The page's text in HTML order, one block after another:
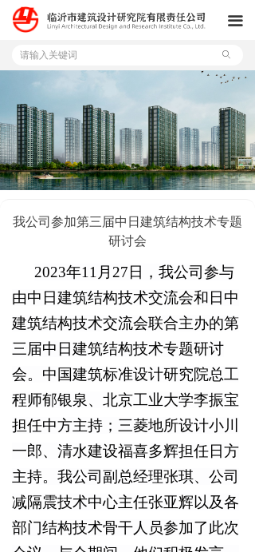
끀
首页
公司
项目
新闻
ꄙ
我公司参加第三届中日建筑结构技术专题
研讨会
2023年11月27日，我公司参与
由中日建筑结构技术交流会和 日中
建筑结构技术交流会联合主办的第
三届中日建筑结构技术专题研讨
会。中国建筑标准设计研究院总工
程师郁银泉、北京工业大学李振宝
担任中方主持；三菱地所设计小川
一郎、清水建设福喜多辉担任日方
主持。我公司副总经理张琪、公司
减隔震技术中心主任张亚辉以及各
部门结构技术骨干人员参加了此次